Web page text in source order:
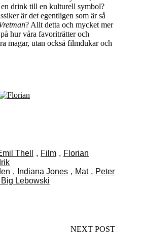
drink till en kulturell symbol?
är det egentligen som är så
? Allt detta och mycket mer
hur våra favoriträtter och
magar, utan också filmdukar och
Thell , Film , Florian
, Indiana Jones , Mat , Peter
Lebowski
NEXT POST